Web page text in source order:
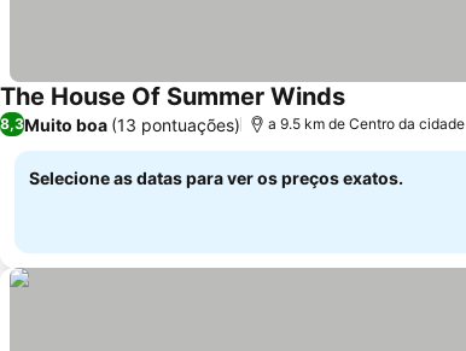
The House Of Summer Winds
8,3Muito boa (13 pontuações) a 9.5 km de Centro da cidade
Selecione as datas para ver os preços exatos.